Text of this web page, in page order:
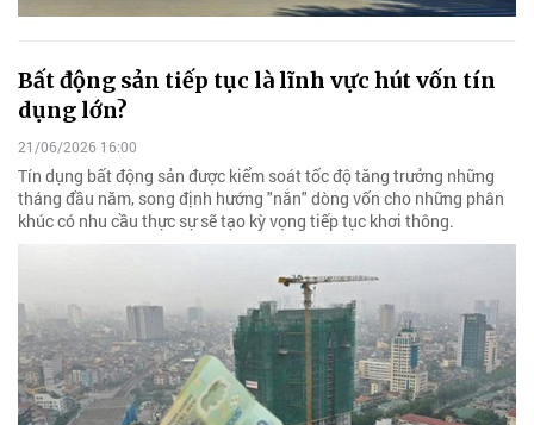
Bất động sản tiếp tục là lĩnh vực hút vốn tín
dụng lớn?
21/06/2026 16:00
Tín dụng bất động sản được kiểm soát tốc độ tăng trưởng những
tháng đầu năm, song định hướng "nắn" dòng vốn cho những phân
khúc có nhu cầu thực sự sẽ tạo kỳ vọng tiếp tục khơi thông.